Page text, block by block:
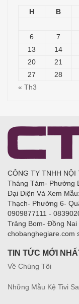
H B
6
7
13
14
20
21
27
28
« Th3
CÔNG TY TNHH
Tháng Tám- Phường
Đại Diện Và Xem
Thạch- Phường 6-
0909877111 -
Trảng Bom- Đồng
chobanghegiare.com
TIN TỨC MỚI
Về Chúng Tôi
Những Mẫu Kệ Tivi